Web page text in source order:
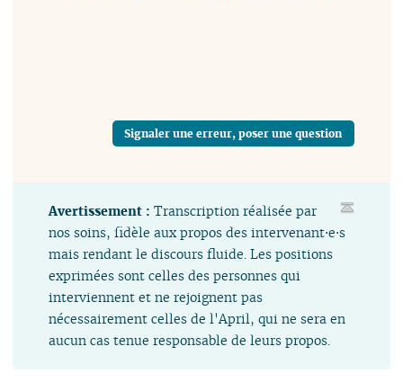
Signaler une erreur, poser une question
Avertissement :Transcription réalisée par
nos soins, fidèle aux propos des intervenant⋅e⋅s
mais rendant le discours fluide. Les positions
exprimées sont celles des personnes qui
interviennent et ne rejoignent pas
nécessairement celles de l'April, qui ne sera en
aucun cas tenue responsable de leurs propos.